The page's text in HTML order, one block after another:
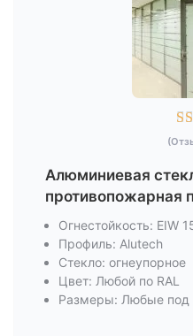

Алюминиевая
противопожарная
Огнестойкость: EIW
Профиль: Alutech
Стекло: огнеупорное
Цвет: Любой по RAL
Размеры: Любые под